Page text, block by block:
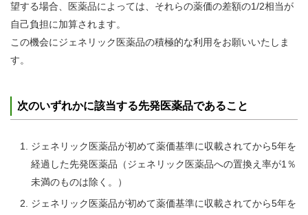
望する場合、医薬品によっては、それらの薬価の差額の1/2相当が
自己負担に加算されます。
この機会にジェネリック医薬品の積極的な利用をお願いいたしま
す。
次のいずれかに該当する先発医薬品であること
ジェネリック医薬品が初めて薬価基準に収載されてから5年を
経過した先発医薬品（ジェネリック医薬品への置換え率が1％
未満のものは除く。）
ジェネリック医薬品が初めて薬価基準に収載されてから5年を